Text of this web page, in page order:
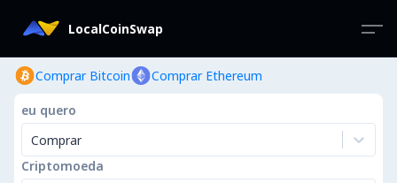
LocalCoinSwap
Comprar Bitcoin Comprar Ethereum
eu quero
Comprar
Criptomoeda